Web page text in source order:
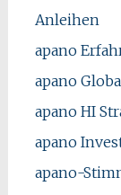
Anleihen
apano
apano
apano HI
apano
apano-